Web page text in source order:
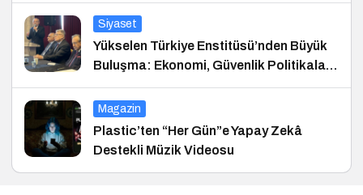
Siyaset
Yükselen Türkiye Enstitüsü’nden Büyük
Buluşma: Ekonomi, Güvenlik Politikaları
ve Hukuk Konferansı
Magazin
Plastic’ten “Her Gün”e Yapay Zekâ
Destekli Müzik Videosu